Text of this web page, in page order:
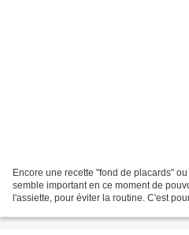
Encore une recette "fond de placards"
semble important en ce moment de
l'assiette, pour éviter la routine. C'est